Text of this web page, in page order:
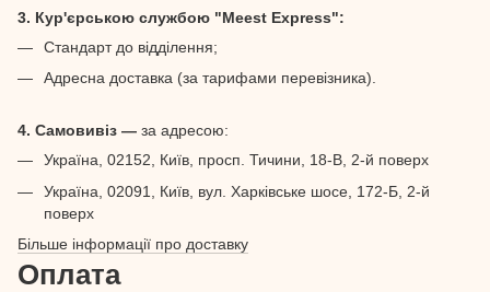
3. Кур'єрською службою "Meest Express":
Стандарт до відділення;
Адресна доставка (за тарифами перевізника).
4. Самовивіз — за адресою:
Україна, 02152, Київ, просп. Тичини, 18-В, 2-й поверх
Україна, 02091, Київ, вул. Харківське шосе, 172-Б, 2-й
поверх
Більше інформації про доставку
Оплата